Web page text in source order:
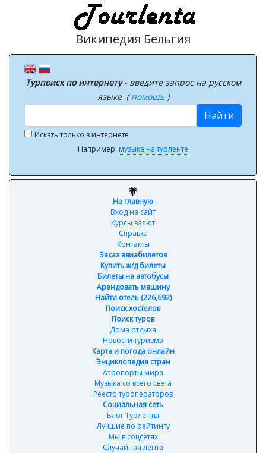
Википедия Бельгия
Турпоиск по интернету- введите запрос на русском
языке (помощь )
Найти
Искать только в интернете
Например: музыка на турленте
На главную
Вход на сайт
Курсы валют
Справка
Контакты
Заказ авиабилетов
Купить ж/д билеты
Билеты на автобусы
Арендовать машину
Найти отель (226,692)
Поиск хостелов
Поиск туров
Дома отдыха
Новости туризма
Карта и погода онлайн
Энциклопедия стран
Аэропорты мира
Музыка со всего света
Реестр туроператоров
Социальная сеть
Блог Турленты
Лучшие по рейтингу
Мы в соцсетях
Случайная лента